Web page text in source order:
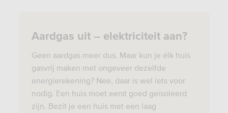
Aardgas uit – elektriciteit aan?
Geen aardgas meer dus. Maar kun je élk huis
gasvrij maken met ongeveer dezelfde
energierekening? Nee, daar is wel iets voor
nodig. Een huis moet eerst goed geïsoleerd
zijn. Bezit je een huis met een laag